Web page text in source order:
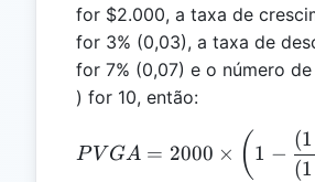
for $2.000, a taxa de
for 3% (0,03), a taxa de
for 7% (0,07) e o número
) for 10, então:
PVGA
PV GA = 2000 × ( 1 −
(1
(1